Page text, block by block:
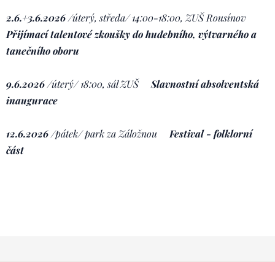
2.6.+3.6.2026/úterý, středa/14:00-18:00, ZUŠ Rousínov
Přijímací talentové zkoušky do hudebního, výtvarného a
tanečního oboru
9.6.2026/úterý/ 18:00, sál ZUŠ Slavnostní absolventská
inaugurace
12.6.2026/pátek/ park za Záložnou Festival - folklorní
část